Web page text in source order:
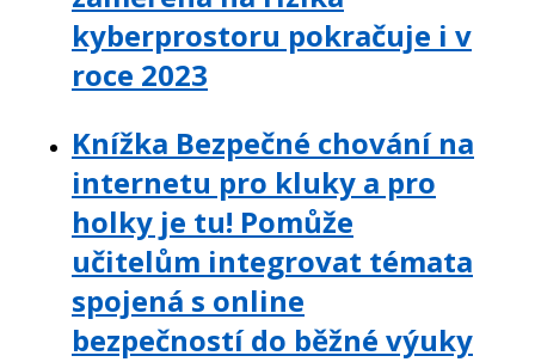
kyberprostoru pokračuje i v
roce 2023
Knížka Bezpečné chování na
internetu pro kluky a pro
holky je tu! Pomůže
učitelům integrovat témata
spojená s online
bezpečností do běžné výuky